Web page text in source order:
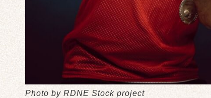
Photo by RDNE Stock project